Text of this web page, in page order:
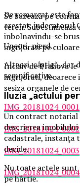
De remarcat este
arestat, judecatorul
inbolnavindu-se
ingrijorati pe
Incisiv de Prahova
ingrijorati, deoarece
sesiza organele de
IMG_20181024_0001
IMG_20181024_0002
IMG_20181024_0003
IMG_20181024_0004
Se bazează pe
teren.
Uneori, pierd.
Alteori, câștigă, dar
semnificative.
Iluzia „actului
Un contract notarial
descrierea imobilului
cadastrale, instanța
decide.
Nu toate actele sunt
pe hârtie.